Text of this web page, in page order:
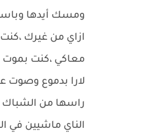
ومسك أيدها
ازاي من غيرك
معاكي ،كنت بموت
لارا بدموع وصوت
راسها من الشباك
الناي ماشيين في